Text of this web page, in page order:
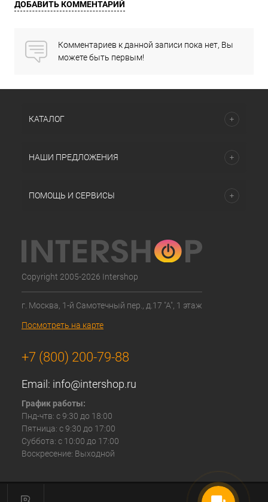
ДОБАВИТЬ КОММЕНТАРИЙ
Комментариев к данной записи пока нет, Вы
можете быть первым!
КАТАЛОГ
НАШИ ПРЕДЛОЖЕНИЯ
ПОМОЩЬ И СЕРВИСЫ
Copyright 2005-2026 Intershop
г. Москва, 1-й Самотечный пер., д.17 "А", 1 этаж
Посмотреть на карте
+7 (800) 200-79-88
Email: info@intershop.ru
График работы:
Пнд-чтв: с 9:30 до 18:00
Пятница: с 9:30 до 17:00
Суббота: с 10:00 до 17:00
Воскресение: Выходной